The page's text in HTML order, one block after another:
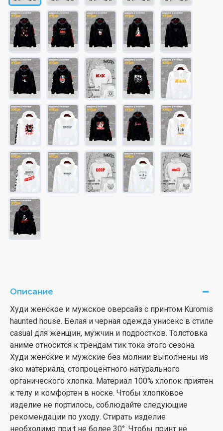
Описание
Худи женское и мужское оверсайз с принтом Kuromis
haunted house. Белая и черная одежда унисекс в стиле
casual для женщин, мужчин и подростков. Толстовка
аниме относится к трендам тик тока этого сезона.
Худи женские и мужские без молнии выполнены из
эко материала, стопроцентного натурального
органического хлопка. Материал 100% хлопок приятен
к телу и комфортен в носке. Чтобы хлопковое
изделие не портилось, соблюдайте следующие
рекомендации по уходу. Стирать изделие
необходимо при t не более 30°. Чтобы принт не